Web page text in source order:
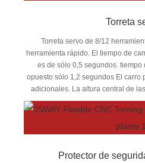
Torreta
Torreta servo de 8/12
herramienta rápido. El tiempo de
es de sólo 0,5 segundos.
opuesto sólo 1,2 segundos El carro
adicionales. La altura central de
Protector de